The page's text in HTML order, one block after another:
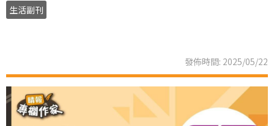
生活副刊
發佈時間: 2025/05/22